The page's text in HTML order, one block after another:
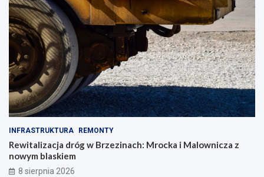
INFRASTRUKTURA REMONTY
Rewitalizacja dróg w Brzezinach: Mrocka i Malownicza z
nowym blaskiem
8 sierpnia 2026